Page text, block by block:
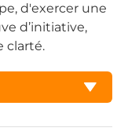
d'exercer une
d’initiative,
clarté.